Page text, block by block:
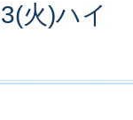
火)ハイ